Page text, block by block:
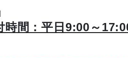
間：平日9:00～